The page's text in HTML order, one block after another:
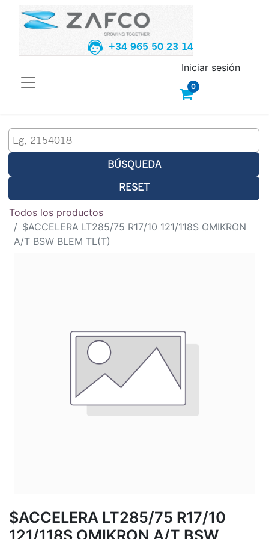
+34 965 50 23 14
0
Iniciar sesión
BÚSQUEDA
RESET
Todos los productos
$ACCELERA LT285/75 R17/10 121/118S OMIKRON
A/T BSW BLEM TL(T)
$ACCELERA LT285/75 R17/10
121/118S OMIKRON A/T BSW